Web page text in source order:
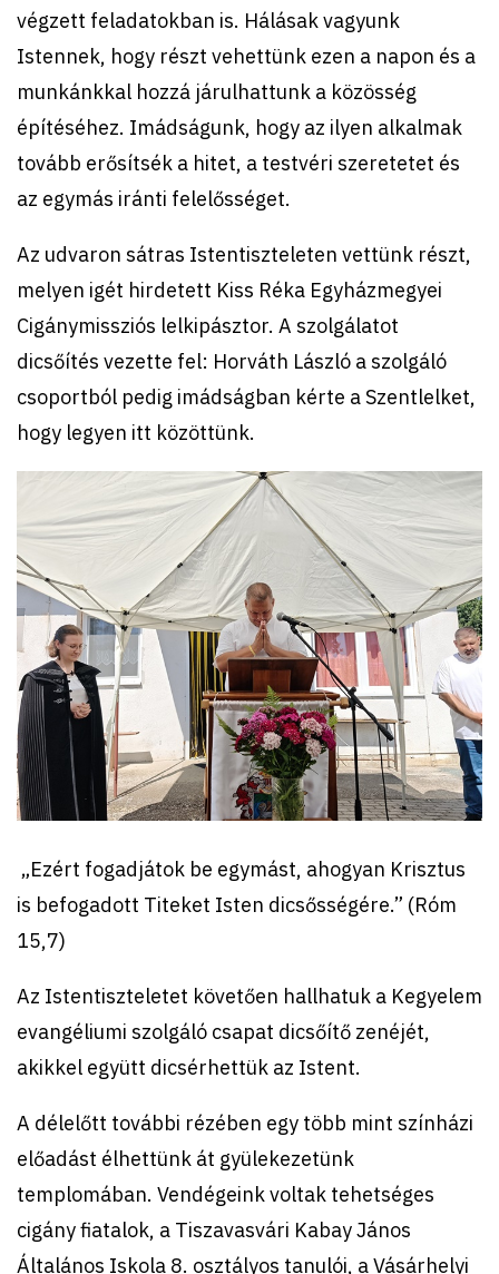
végzett feladatokban is. Hálásak vagyunk
Istennek, hogy részt vehettünk ezen a napon és a
munkánkkal hozzá járulhattunk a közösség
építéséhez. Imádságunk, hogy az ilyen alkalmak
tovább erősítsék a hitet, a testvéri szeretetet és
az egymás iránti felelősséget.
Az udvaron sátras Istentiszteleten vettünk részt,
melyen igét hirdetett Kiss Réka Egyházmegyei
Cigánymissziós lelkipásztor. A szolgálatot
dicsőítés vezette fel: Horváth László a szolgáló
csoportból pedig imádságban kérte a Szentlelket,
hogy legyen itt közöttünk.
„Ezért fogadjátok be egymást, ahogyan Krisztus
is befogadott Titeket Isten dicsősségére.” (Róm
15,7)
Az Istentiszteletet követően hallhatuk a Kegyelem
evangéliumi szolgáló csapat dicsőítő zenéjét,
akikkel együtt dicsérhettük az Istent.
A délelőtt további rézében egy több mint színházi
előadást élhettünk át gyülekezetünk
templomában. Vendégeink voltak tehetséges
cigány fiatalok, a Tiszavasvári Kabay János
Általános Iskola 8. osztályos tanulói, a Vásárhelyi